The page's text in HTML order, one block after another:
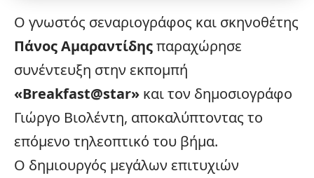
Ο γνωστός σεναριογράφος και σκηνοθέτης
Πάνος Αμαραντίδηςπαραχώρησε
συνέντευξη στην εκπομπή
«Breakfast@star» και τον δημοσιογράφο
Γιώργο Βιολέντη, αποκαλύπτοντας το
επόμενο τηλεοπτικό του βήμα.
Ο δημιουργός μεγάλων επιτυχιών